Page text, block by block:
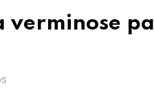
verminose